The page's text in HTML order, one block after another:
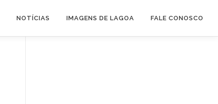
NOTÍCIAS IMAGENS DE LAGOA FALE CONOSCO